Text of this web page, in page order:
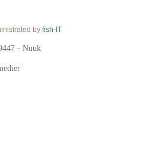
by fish-IT
- Nuuk